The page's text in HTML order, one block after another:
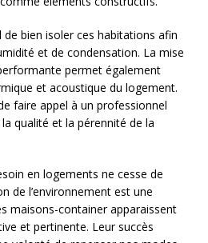
de bien isoler ces habitations afin
et de condensation. La mise
permet également
et acoustique du logement.
faire appel à un professionnel
qualité et la pérennité de la
en logements ne cesse de
de l’environnement est une
maisons-container apparaissent
et pertinente. Leur succès